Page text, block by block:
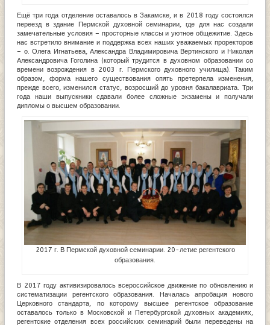
Ещё три года отделение оставалось в Закамске, и в 2018 году состоялся
переезд в здание Пермской духовной семинарии, где для нас создали
замечательные условия – просторные классы и уютное общежитие. Здесь
нас встретило внимание и поддержка всех наших уважаемых проректоров
– о. Олега Игнатьева, Александра Владимировича Вертинского и Николая
Александровича Гоголина (который трудится в духовном образовании со
времени возрождения в 2003 г. Пермского духовного училища). Таким
образом, форма нашего существования опять претерпела изменения,
прежде всего, изменился статус, возросший до уровня бакалавриата. Три
года наши выпускники сдавали более сложные экзамены и получали
дипломы о высшем образовании.
2017 г. В Пермской духовной семинарии. 20-летие регентского
образования.
В 2017 году активизировалось всероссийское движение по обновлению и
систематизации регентского образования. Началась апробация нового
Церковного стандарта, по которому высшее регентское образование
оставалось только в Московской и Петербургской духовных академиях,
регентские отделения всех российских семинарий были переведены на